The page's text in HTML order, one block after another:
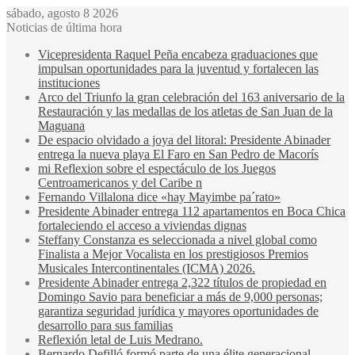
sábado, agosto 8 2026
Noticias de última hora
Vicepresidenta Raquel Peña encabeza graduaciones que
impulsan oportunidades para la juventud y fortalecen las
instituciones
Arco del Triunfo la gran celebración del 163 aniversario de la
Restauración y las medallas de los atletas de San Juan de la
Maguana
De espacio olvidado a joya del litoral: Presidente Abinader
entrega la nueva playa El Faro en San Pedro de Macorís
mi Reflexion sobre el espectáculo de los Juegos
Centroamericanos y del Caribe n
Fernando Villalona dice «hay Mayimbe pa´rato»
Presidente Abinader entrega 112 apartamentos en Boca Chica
fortaleciendo el acceso a viviendas dignas
Steffany Constanza es seleccionada a nivel global como
Finalista a Mejor Vocalista en los prestigiosos Premios
Musicales Intercontinentales (ICMA) 2026.
Presidente Abinader entrega 2,322 títulos de propiedad en
Domingo Savio para beneficiar a más de 9,000 personas;
garantiza seguridad jurídica y mayores oportunidades de
desarrollo para sus familias
Reflexión letal de Luis Medrano.